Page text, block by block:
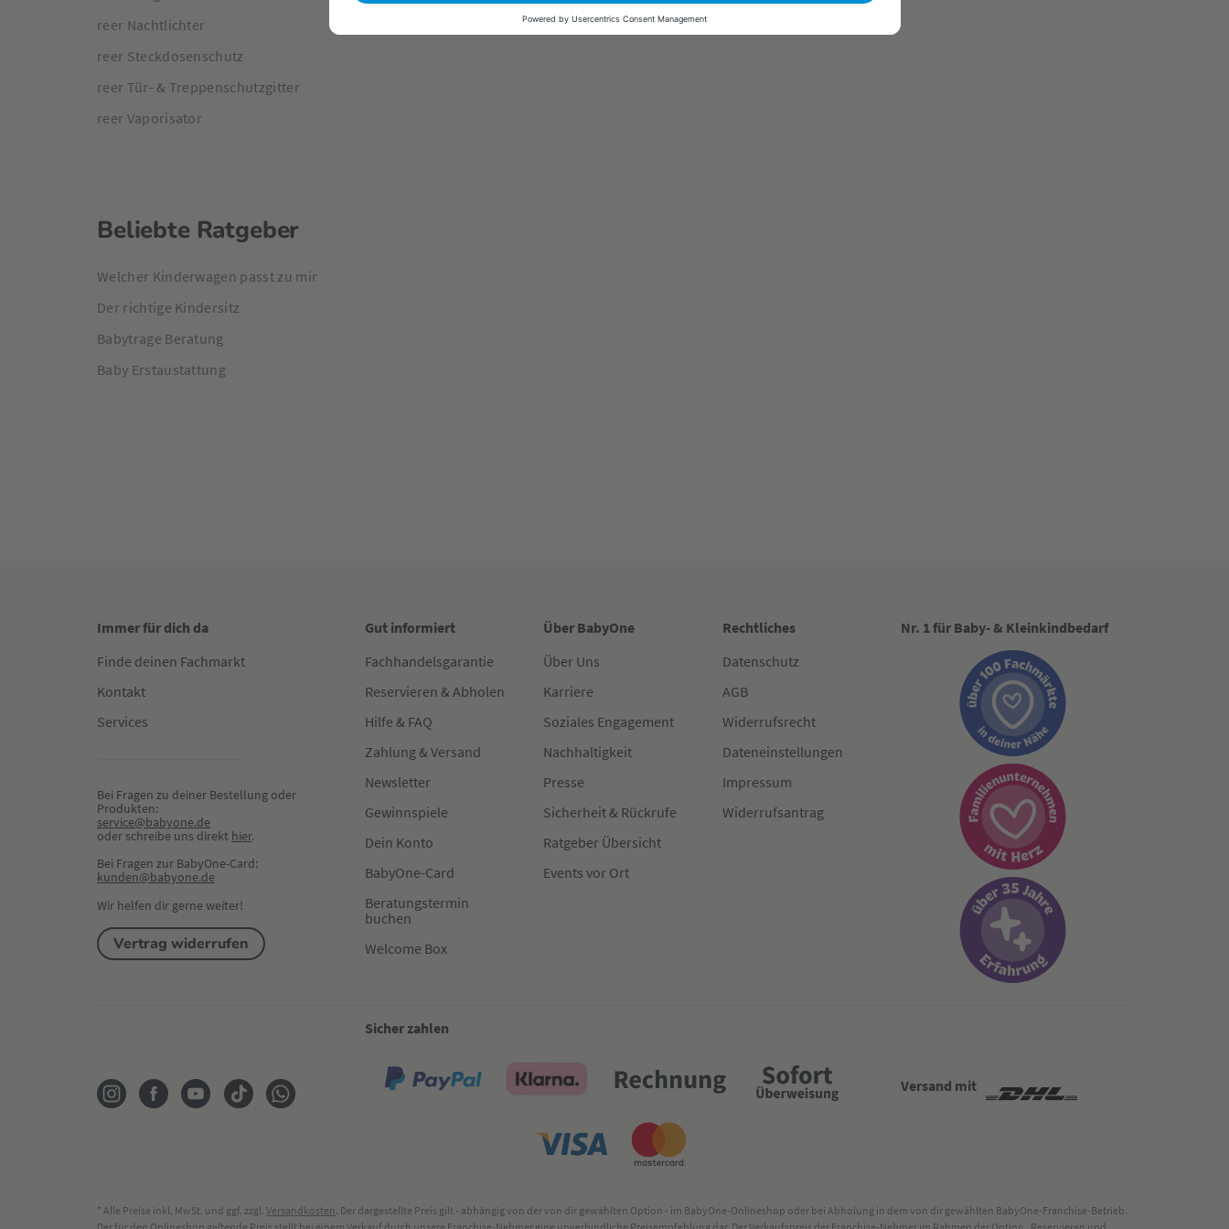
reer Nachtlichter
reer Steckdosenschutz
reer Tür- & Treppenschutzgitter
reer Vaporisator
Beliebte Ratgeber
Welcher Kinderwagen passt zu mir
Der richtige Kindersitz
Babytrage Beratung
Baby Erstaustattung
Immer für dich da
Finde deinen Fachmarkt
Kontakt
Services
Bei Fragen zu deiner Bestellung oder
Produkten:
service@babyone.de
oder schreibe uns direkt hier.
Bei Fragen zur BabyOne-Card:
kunden@babyone.de
Wir helfen dir gerne weiter!
Vertrag widerrufen
Gut informiert
Fachhandelsgarantie
Reservieren & Abholen
Hilfe & FAQ
Zahlung & Versand
Newsletter
Gewinnspiele
Dein Konto
BabyOne-Card
Beratungstermin
buchen
Welcome Box
Über BabyOne
Über Uns
Karriere
Soziales Engagement
Nachhaltigkeit
Presse
Sicherheit & Rückrufe
Ratgeber Übersicht
Events vor Ort
Rechtliches
Datenschutz
AGB
Widerrufsrecht
Dateneinstellungen
Impressum
Widerrufsantrag
Nr. 1 für Baby- & Kleinkindbedarf
Sicher zahlen
Versand mit
* Alle Preise inkl. MwSt. und ggf. zzgl. Versandkosten. Der dargestellte Preis gilt - abhängig von der von dir gewählten Option - im BabyOne-Onlineshop oder bei Abholung in dem von dir gewählten BabyOne-Franchise-Betrieb.